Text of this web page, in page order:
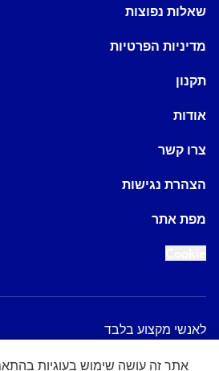
שאלות נפוצות
מדיניות הפרטיות
תקנון
אודות
צרו קשר
הצהרת נגישות
מפת אתר
לאנשי מקצוע בלבד
אתר זה עושה שימוש בעוגיות